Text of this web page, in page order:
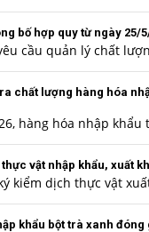
bố hợp quy từ ngày 25/
cầu quản lý chất
chất lượng hàng hóa
hàng hóa nhập khẩu
vật nhập khẩu, xuất
kiểm dịch thực vật
khẩu bột trà xanh đóng